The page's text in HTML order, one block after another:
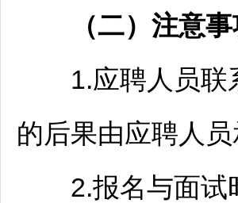
（二）注意
1.应聘人员联系
的后果由应聘人员
2.报名与面试